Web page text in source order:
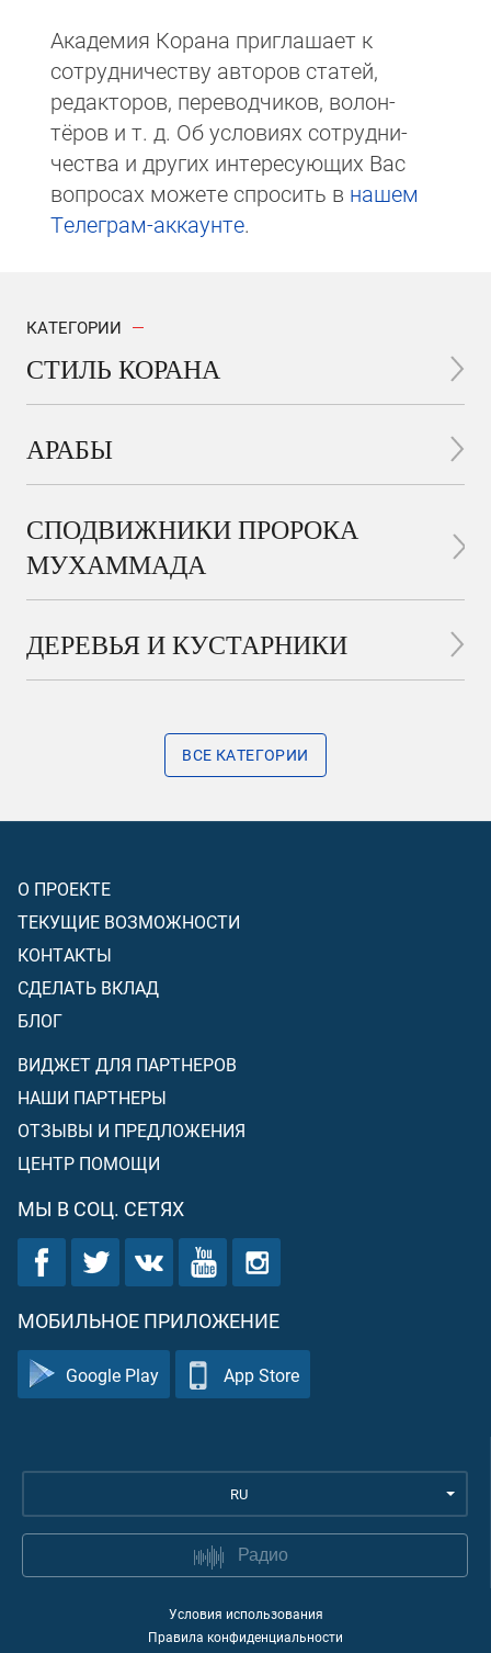
Академия Корана при­гла­ша­ет к
сотруд­ни­чест­ву авторов статей,
редакто­ров, пере­вод­чи­ков, волон­
тёров и т. д. Об ус­ло­виях сотрудни­
чест­ва и других интере­сую­щих Вас
вопросах мо­же­те спросить в на­шем
Те­ле­грам-ак­каунте.
КАТЕГОРИИ
СТИЛЬ КОРАНА
АРАБЫ
СПОДВИЖНИКИ ПРОРОКА
МУХАММАДА
ДЕРЕВЬЯ И КУСТАРНИКИ
ВСЕ КАТЕГОРИИ
О ПРОЕКТЕ
ТЕКУЩИЕ ВОЗМОЖНОСТИ
КОНТАКТЫ
СДЕЛАТЬ ВКЛАД
БЛОГ
ВИДЖЕТ ДЛЯ ПАРТНЕРОВ
НАШИ ПАРТНЕРЫ
ОТЗЫВЫ И ПРЕДЛОЖЕНИЯ
ЦЕНТР ПОМОЩИ
МЫ В СОЦ. СЕТЯХ
МОБИЛЬНОЕ ПРИЛОЖЕНИЕ
Google Play App Store
RU
Радио
Условия использования
Правила конфиденциальности